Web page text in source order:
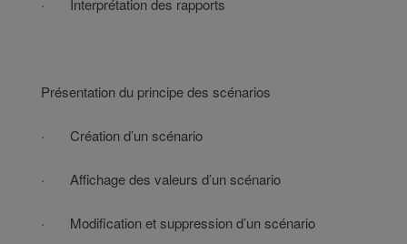
· Interprétation des rapports
Présentation du principe des scénarios
· Création d’un scénario
· Affichage des valeurs d’un scénario
· Modification et suppression d’un scénario